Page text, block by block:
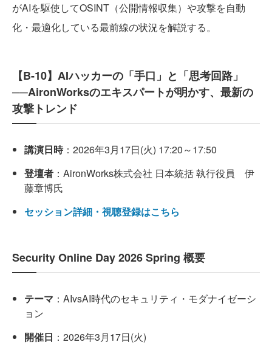
がAIを駆使してOSINT（公開情報収集）や攻撃を自動
化・最適化している最前線の状況を解説する。
【B-10】AIハッカーの「手口」と「思考回路」
──AironWorksのエキスパートが明かす、最新の
攻撃トレンド
講演日時：2026年3月17日(火) 17:20～17:50
登壇者 ：AironWorks株式会社 日本統括 執行役員 伊
藤章博氏
セッション詳細・視聴登録はこちら
Security Online Day 2026 Spring 概要
テーマ ：AIvsAI時代のセキュリティ・モダナイゼーシ
ョン
開催日 ：2026年3月17日(火)